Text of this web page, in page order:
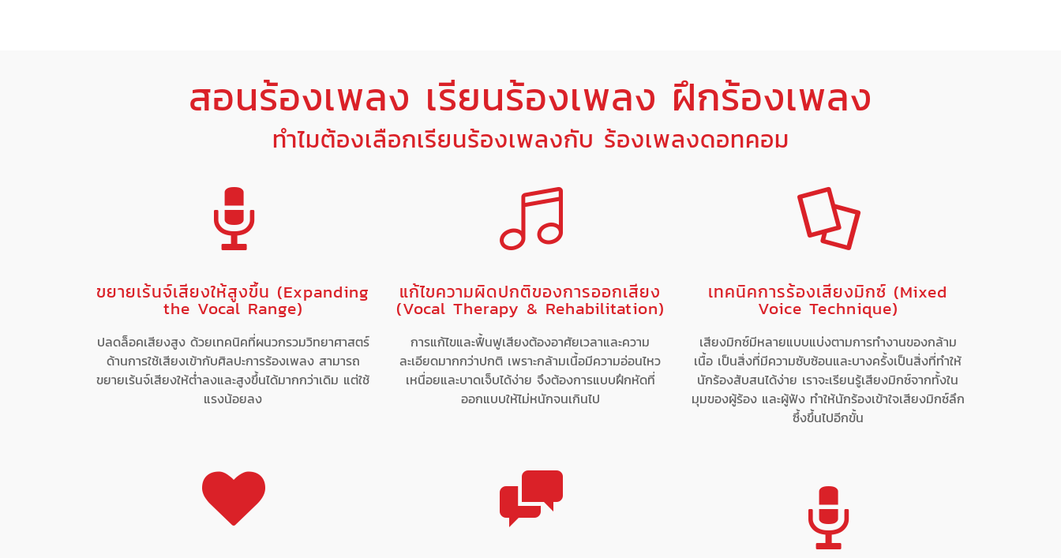
สอนร้องเพลง เรียนร้องเพลง ฝึกร้องเพลง
ทำไมต้องเลือกเรียนร้องเพลงกับ ร้องเพลงดอทคอม
ขยายเร้นจ์เสียงให้สูงขึ้น (Expanding
the Vocal Range)
ปลดล็อคเสียงสูง ด้วยเทคนิคที่ผนวกรวมวิทยาศาสตร์
ด้านการใช้เสียงเข้ากับศิลปะการร้องเพลง สามารถ
ขยายเร้นจ์เสียงให้ต่ำลงและสูงขึ้นได้มากกว่าเดิม แต่ใช้
แรงน้อยลง
แก้ไขความผิดปกติของการออกเสียง
(Vocal Therapy & Rehabilitation)
การแก้ไขและฟื้นฟูเสียงต้องอาศัยเวลาและความ
ละเอียดมากกว่าปกติ เพราะกล้ามเนื้อมีความอ่อนไหว
เหนื่อยและบาดเจ็บได้ง่าย จึงต้องการแบบฝึกหัดที่
ออกแบบให้ไม่หนักจนเกินไป
เทคนิคการร้องเสียงมิกซ์ (Mixed
Voice Technique)
เสียงมิกซ์มีหลายแบบแบ่งตามการทำงานของกล้าม
เนื้อ เป็นสิ่งที่มีความซับซ้อนและบางครั้งเป็นสิ่งที่ทำให้
นักร้องสับสนได้ง่าย เราจะเรียนรู้เสียงมิกซ์จากทั้งใน
มุมของผู้ร้อง และผู้ฟัง ทำให้นักร้องเข้าใจเสียงมิกซ์ลึก
ซึ้งขึ้นไปอีกขั้น